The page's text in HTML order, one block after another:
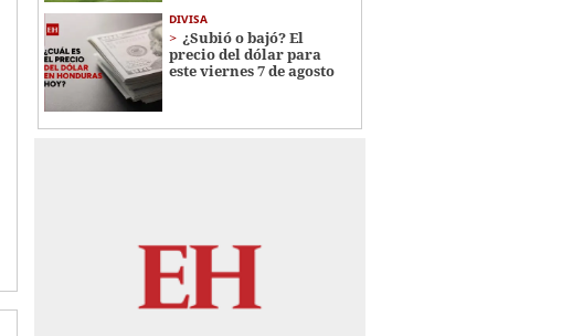
DIVISA
¿Subió o bajó? El
precio del dólar para
este viernes 7 de agosto